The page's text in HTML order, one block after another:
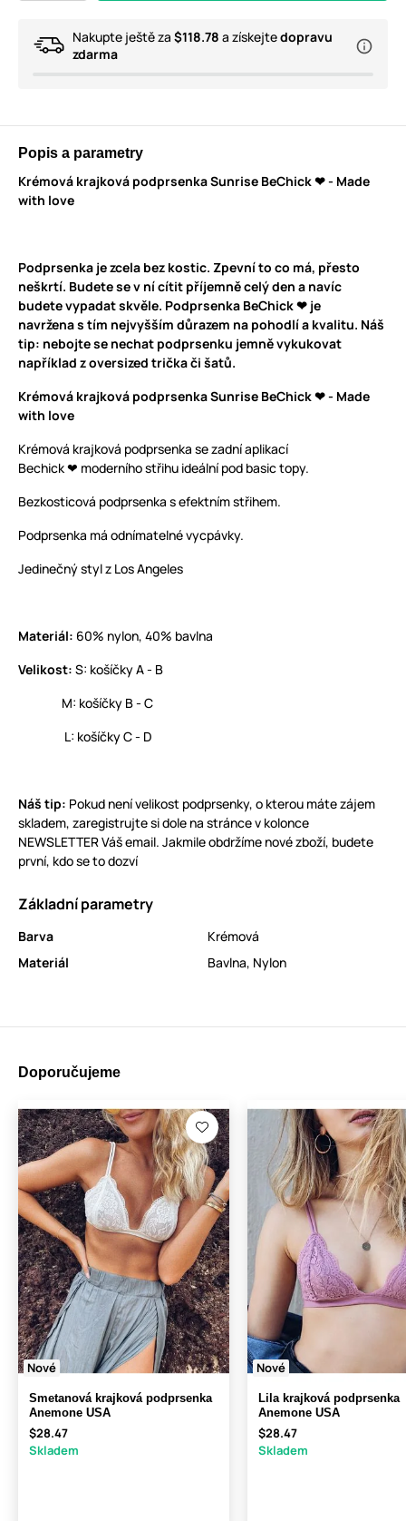
Nakupte ještě za $118.78 a získejtedopravu
zdarma
Popis a parametry
Krémová krajková podprsenka Sunrise BeChick ❤ - Made
with love
Podprsenka je zcela bez kostic. Zpevní to co má, přesto
neškrtí. Budete se v ní cítit příjemně celý den a navíc
budete vypadat skvěle. Podprsenka BeChick ❤ je
navržena s tím nejvyšším důrazem na pohodlí a kvalitu. Náš
tip: nebojte se nechat podprsenku jemně vykukovat
například z oversized trička či šatů.
Krémová krajková podprsenka Sunrise BeChick ❤ - Made
with love
Krémová krajková podprsenka se zadní aplikací
Bechick ❤ moderního střihu ideální pod basic topy.
Bezkosticová podprsenka s efektním střihem.
Podprsenka má odnímatelné vycpávky.
Jedinečný styl z Los Angeles
Materiál: 60% nylon, 40% bavlna
Velikost: S: košíčky A - B
M: košíčky B - C
L: košíčky C - D
Náš tip: Pokud není velikost podprsenky, o kterou máte zájem
skladem, zaregistrujte si dole na stránce v kolonce
NEWSLETTER Váš email. Jakmile obdržíme nové zboží, budete
první, kdo se to dozví
Základní parametry
Barva
Krémová
Materiál
Bavlna, Nylon
Doporučujeme
Nové
Smetanová krajková podprsenka
Anemone USA
$28.47
Skladem
Nové
Lila krajková podprsenka
Anemone USA
$28.47
Skladem